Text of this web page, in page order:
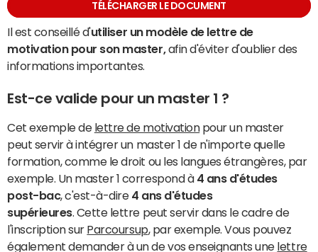
TÉLÉCHARGER LE DOCUMENT
Il est conseillé d'utiliser un modèle de lettre de
motivation pour son master,afin d'éviter d'oublier des
informations importantes.
Est-ce valide pour un master 1 ?
Cet exemple de lettre de motivationpour un master
peut servir à intégrer un master 1 de n'importe quelle
formation, comme le droit ou les langues étrangères, par
exemple. Un master 1 correspond à 4 ans d'études
post-bac, c'est-à-dire 4 ans d'études
supérieures. Cette lettre peut servir dans le cadre de
l'inscription sur Parcoursup, par exemple. Vous pouvez
également demander à un de vos enseignants une lettre